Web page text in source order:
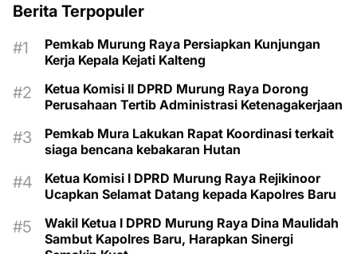
Berita Terpopuler
Pemkab Murung Raya Persiapkan Kunjungan
Kerja Kepala Kejati Kalteng
Ketua Komisi II DPRD Murung Raya Dorong
Perusahaan Tertib Administrasi Ketenagakerjaan
Pemkab Mura Lakukan Rapat Koordinasi terkait
siaga bencana kebakaran Hutan
Ketua Komisi I DPRD Murung Raya Rejikinoor
Ucapkan Selamat Datang kepada Kapolres Baru
Wakil Ketua I DPRD Murung Raya Dina Maulidah
Sambut Kapolres Baru, Harapkan Sinergi